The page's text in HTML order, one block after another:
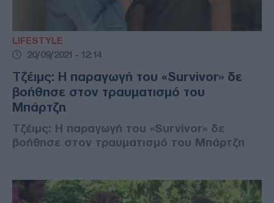
LIFESTYLE
20/09/2021 - 12:14
Τζέιμς: Η παραγωγή του «Survivor» δε
βοήθησε στον τραυματισμό του
Μπάρτζη
Τζέιμς: Η παραγωγή του «Survivor» δε
βοήθησε στον τραυματισμό του Μπάρτζη